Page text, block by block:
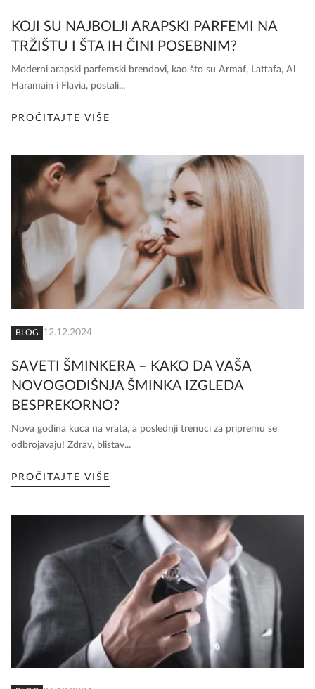
KOJI SU NAJBOLJI ARAPSKI PARFEMI NA
TRŽIŠTU I ŠTA IH ČINI POSEBNIM?
Moderni arapski parfemski brendovi, kao što su Armaf, Lattafa, Al
Haramain i Flavia, postali...
PROČITAJTE VIŠE
BLOG 12.12.2024
SAVETI ŠMINKERA – KAKO DA VAŠA
NOVOGODIŠNJA ŠMINKA IZGLEDA
BESPREKORNO?
Nova godina kuca na vrata, a poslednji trenuci za pripremu se
odbrojavaju! Zdrav, blistav...
PROČITAJTE VIŠE